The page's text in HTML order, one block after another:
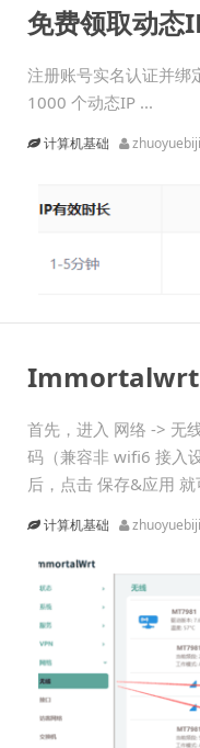
免费领取动态
注册账号实名认证并绑
1000 个动态IP ...
计算机基础 zhuoyuebiji
Immortalwrt
首先，进入 网络 -> 无
码（兼容非 wifi6 接入
后，点击 保存&应用 就
计算机基础 zhuoyuebiji